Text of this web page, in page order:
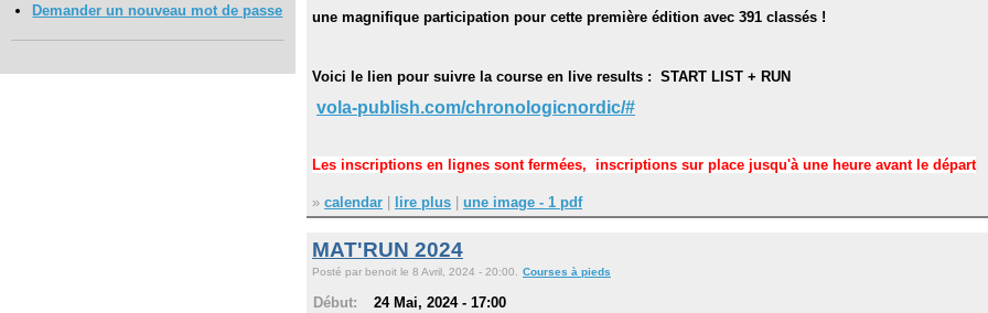
Demander un nouveau mot de passe
une magnifique participation pour cette première édition avec 391 classés !
Voici le lien pour suivre la course en live results : START LIST + RUN
vola-publish.com/chronologicnordic/#
Les inscriptions en lignes sont fermées, inscriptions sur place jusqu'à une heure avant le départ
» calendar lire plus une image - 1 pdf
MAT'RUN 2024
Posté par benoit le 8 Avril, 2024 - 20:00. Courses à pieds
Début:
24 Mai, 2024 - 17:00